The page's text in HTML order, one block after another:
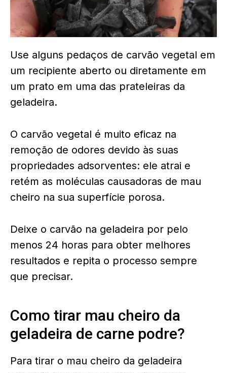
Use alguns pedaços de carvão vegetal em
um recipiente aberto ou diretamente em
um prato em uma das prateleiras da
geladeira.
O carvão vegetal é muito eficaz na
remoção de odores devido às suas
propriedades adsorventes: ele atrai e
retém as moléculas causadoras de mau
cheiro na sua superfície porosa.
Deixe o carvão na geladeira por pelo
menos 24 horas para obter melhores
resultados e repita o processo sempre
que precisar.
Como tirar mau cheiro da
geladeira de carne podre?
Para tirar o mau cheiro da geladeira